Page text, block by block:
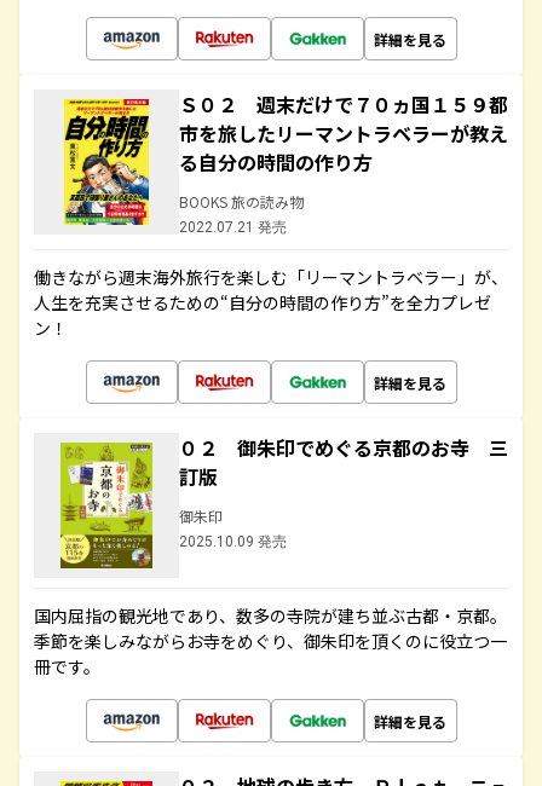
詳細を見る
Ｓ０２ 週末だけで７０ヵ国１５９都
市を旅したリーマントラベラーが教え
る自分の時間の作り方
BOOKS 旅の読み物
2022.07.21 発売
働きながら週末海外旅行を楽しむ「リーマントラベラー」が、
人生を充実させるための“自分の時間の作り方”を全力プレゼ
ン！
詳細を見る
０２ 御朱印でめぐる京都のお寺 三
訂版
御朱印
2025.10.09 発売
国内屈指の観光地であり、数多の寺院が建ち並ぶ古都・京都。
季節を楽しみながらお寺をめぐり、御朱印を頂くのに役立つ一
冊です。
詳細を見る